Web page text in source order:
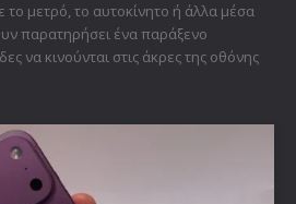
το μετρό, το αυτοκίνητο ή άλλα μέσα
παρατηρήσει ένα παράξενο
να κινούνται στις άκρες της οθόνης